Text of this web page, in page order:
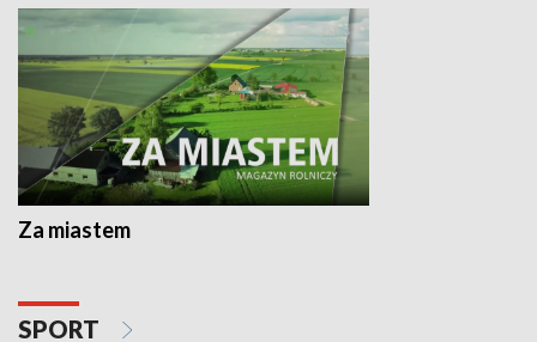
Za miastem
SPORT